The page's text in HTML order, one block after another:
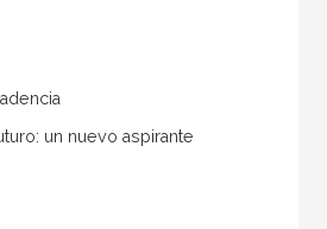
un nuevo aspirante